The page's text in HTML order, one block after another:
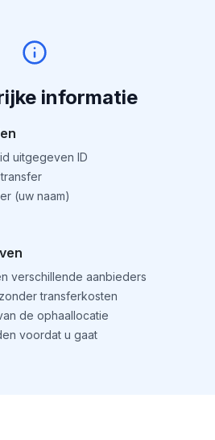
informatie
uitgegeven ID
(uw naam)
verschillende aanbieders
transferkosten
de ophaallocatie
voordat u gaat